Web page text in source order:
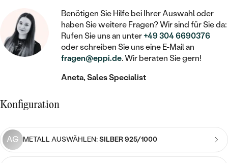
MIT FÜLLUNG
IM SET
LAB GROWN DIAMANTEN ZUM
EINFASSEN
FARBIGE DIAMANTEN ZUM EINFASSEN
MIT LAB GROWN DIAMANT
SCHMUCK FÜR KINDER
BROSCHEN
SCHMUCKZUBEHÖR
NACH MATERIAL
GOLD
SILBER
KINDER
PIERCINGS
MIT DIAMANT
PERLENOHRRINGE
MEDAILLON
KETTEN
HERZKETTEN
MIT TIEREN
NACH EDELSTEIN
MIT DIAMANT
STATEMENT
SIEGELRINGE
PERSONALISIERT
MIT EDELSTEIN
Benötigen Sie Hilfe bei Ihrer Auswahl oder
haben Sie weitere Fragen? Wir sind für Sie da:
Rufen Sie uns an unter+49 304 6690376
oder schreiben Sie uns eine E-Mail an
fragen@eppi.de. Wir beraten Sie gern!
Aneta, Sales Specialist
Konfiguration
AG METALL AUSWÄHLEN:SILBER 925/1000